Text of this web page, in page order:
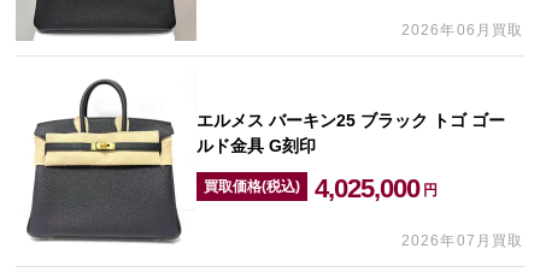
2026年06月買取
エルメス バーキン25 ブラック トゴ ゴー
ルド金具 G刻印
買取価格(税込) 4,025,000 円
2026年07月買取